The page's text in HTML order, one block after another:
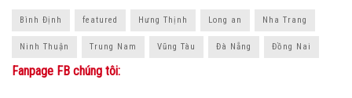
Bình Định featured Hưng Thịnh Long an Nha Trang
Ninh Thuận Trung Nam Vũng Tàu Đà Nẵng Đồng Nai
Fanpage FB chúng tôi: